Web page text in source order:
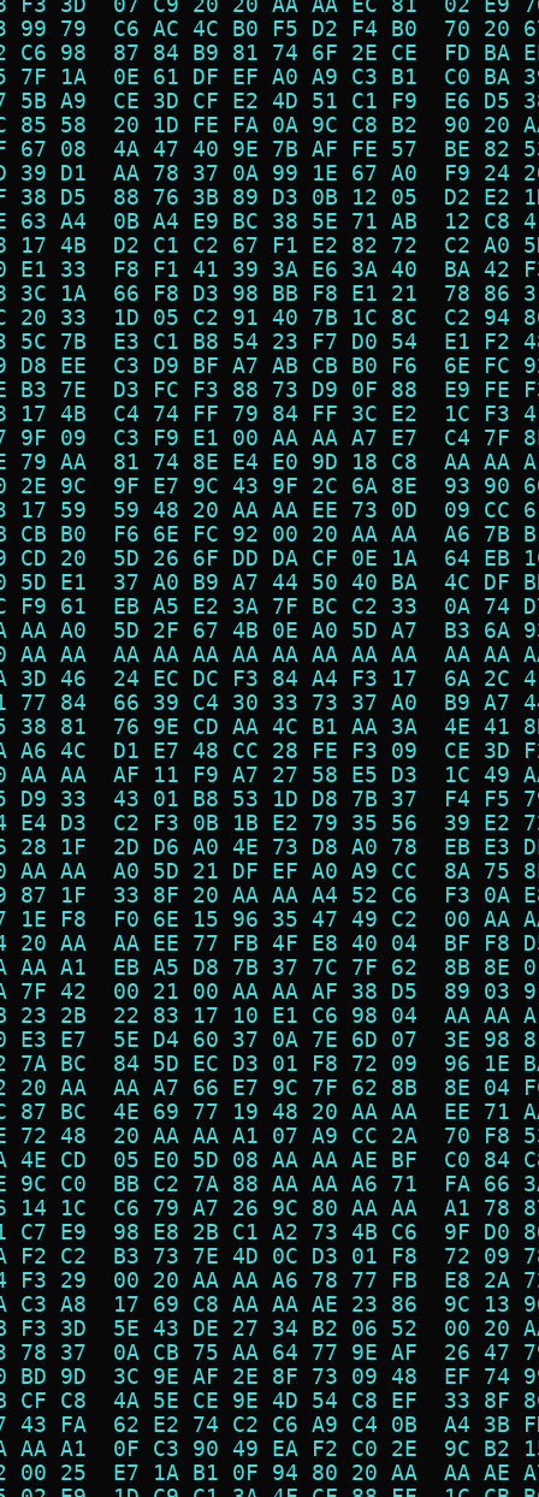
99 79  C6 AC 4C B0 F5 D2 F4 B0  70
C6 98  87 84 B9 81 74 6F 2E CE  FD
7F 1A  0E 61 DF EF A0 A9 C3 B1  C0
5B A9  CE 3D CF E2 4D 51 C1 F9  E6
85 58  20 1D FE FA 0A 9C C8 B2  90
67 08  4A 47 40 9E 7B AF FE 57  BE
39 D1  AA 78 37 0A 99 1E 67 A0  F9
38 D5  88 76 3B 89 D3 0B 12 05  D2
63 A4  0B A4 E9 BC 38 5E 71 AB  12
17 4B  D2 C1 C2 67 F1 E2 82 72  C2
E1 33  F8 F1 41 39 3A E6 3A 40  BA
3C 1A  66 F8 D3 98 BB F8 E1 21  78
20 33  1D 05 C2 91 40 7B 1C 8C  C2
5C 7B  E3 C1 B8 54 23 F7 D0 54  E1
D8 EE  C3 D9 BF A7 AB CB B0 F6  6E
B3 7E  D3 FC F3 88 73 D9 0F 88  E9
17 4B  C4 74 FF 79 84 FF 3C E2  1C
9F 09  C3 F9 E1 00 AA AA A7 E7  C4
79 AA  81 74 8E E4 E0 9D 18 C8  AA
2E 9C  9F E7 9C 43 9F 2C 6A 8E  93
17 59  59 48 20 AA AA EE 73 0D  09
CB B0  F6 6E FC 92 00 20 AA AA  A6
CD 20  5D 26 6F DD DA CF 0E 1A  64
5D E1  37 A0 B9 A7 44 50 40 BA  4C
F9 61  EB A5 E2 3A 7F BC C2 33  0A
AA A0  5D 2F 67 4B 0E A0 5D A7  B3
AA AA  AA AA AA AA AA AA AA AA  AA
3D 46  24 EC DC F3 84 A4 F3 17  6A
77 84  66 39 C4 30 33 73 37 A0  B9
38 81  76 9E CD AA 4C B1 AA 3A  4E
A6 4C  D1 E7 48 CC 28 FE F3 09  CE
AA AA  AF 11 F9 A7 27 58 E5 D3  1C
D9 33  43 01 B8 53 1D D8 7B 37  F4
E4 D3  C2 F3 0B 1B E2 79 35 56  39
28 1F  2D D6 A0 4E 73 D8 A0 78  EB
AA AA  A0 5D 21 DF EF A0 A9 CC  8A
87 1F  33 8F 20 AA AA A4 52 C6  F3
1E F8  F0 6E 15 96 35 47 49 C2  00
20 AA  AA EE 77 FB 4F E8 40 04  BF
AA A1  EB A5 D8 7B 37 7C 7F 62  8B
7F 42  00 21 00 AA AA AF 38 D5  89
23 2B  22 83 17 10 E1 C6 98 04  AA
E3 E7  5E D4 60 37 0A 7E 6D 07  3E
7A BC  84 5D EC D3 01 F8 72 09  96
20 AA  AA A7 66 E7 9C 7F 62 8B  8E
87 BC  4E 69 77 19 48 20 AA AA  EE
72 48  20 AA AA A1 07 A9 CC 2A  70
4E CD  05 E0 5D 08 AA AA AE BF  C0
9C C0  BB C2 7A 88 AA AA A6 71  FA
14 1C  C6 79 A7 26 9C 80 AA AA  A1
C7 E9  98 E8 2B C1 A2 73 4B C6  9F
F2 C2  B3 73 7E 4D 0C D3 01 F8  72
F3 29  00 20 AA AA A6 78 77 FB  E8
C3 A8  17 69 C8 AA AA AE 23 86  9C
F3 3D  5E 43 DE 27 34 B2 06 52  00
78 37  0A CB 75 AA 64 77 9E AF  26
BD 9D  3C 9E AF 2E 8F 73 09 48  EF
CF C8  4A 5E CE 9E 4D 54 C8 EF  33
43 FA  62 E2 74 C2 C6 A9 C4 0B  A4
AA A1  0F C3 90 49 EA F2 C0 2E  9C
00 25  E7 1A B1 0F 94 80 20 AA  AA